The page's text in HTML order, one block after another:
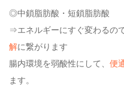
◎中鎖脂肪酸・短鎖脂肪酸
⇒エネルギーにすぐ変わるの
解に繋がります
腸内環境を弱酸性にして、 便
ます。